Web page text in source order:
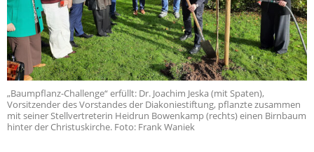
„Baumpflanz-Challenge“ erfüllt: Dr. Joachim Jeska (mit Spaten),
Vorsitzender des Vorstandes der Diakoniestiftung, pflanzte zusammen
mit seiner Stellvertreterin Heidrun Bowenkamp (rechts) einen Birnbaum
hinter der Christuskirche. Foto: Frank Waniek